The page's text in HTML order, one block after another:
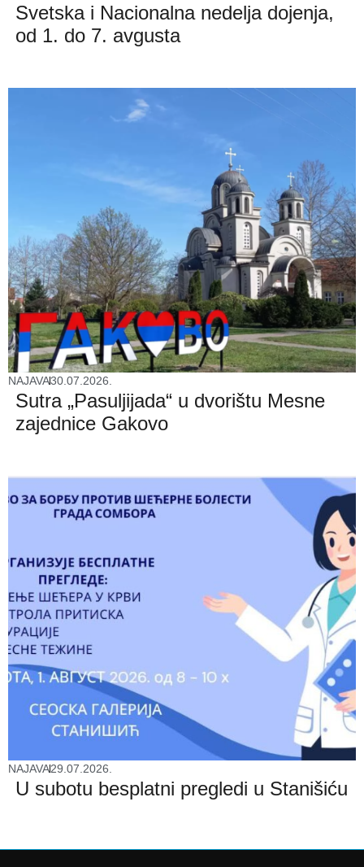
Svetska i Nacionalna nedelja dojenja,
od 1. do 7. avgusta
NAJAVA30.07.2026.
Sutra „Pasuljijada“ u dvorištu Mesne
zajednice Gakovo
NAJAVA29.07.2026.
U subotu besplatni pregledi u Stanišiću